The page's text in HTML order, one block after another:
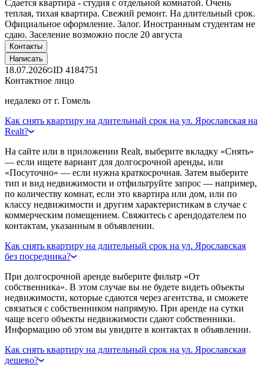
Сдается квартира - студия с отдельной комнатой. Очень
теплая, тихая квартира. Свежий ремонт. На длительный срок.
Официальное оформление. Залог. Иностранным студентам не
сдаю. Заселение возможно после 20 августа
Контакты
Написать
18.07.2026 ID 4184751
Контактное лицо
недалеко от г. Гомель
Как снять квартиру на длительный срок на ул. Ярославская на
Realt?
На сайте или в приложении Realt, выберите вкладку «Снять»
— если ищете вариант для долгосрочной аренды, или
«Посуточно» — если нужна краткосрочная. Затем выберите
тип и вид недвижимости и отфильтруйте запрос — например,
по количеству комнат, если это квартира или дом, или по
классу недвижимости и другим характеристикам в случае с
коммерческим помещением. Свяжитесь с арендодателем по
контактам, указанным в объявлении.
Как снять квартиру на длительный срок на ул. Ярославская
без посредника?
При долгосрочной аренде выберите фильтр «От
собственника». В этом случае вы не будете видеть объекты
недвижимости, которые сдаются через агентства, и сможете
связаться с собственником напрямую. При аренде на сутки
чаще всего объекты недвижимости сдают собственники.
Информацию об этом вы увидите в контактах в объявлении.
Как снять квартиру на длительный срок на ул. Ярославская
дешево?